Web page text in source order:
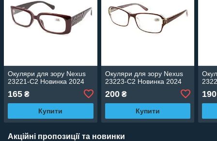
Окуляри для зору Nexus
23221-C2 Новинка 2024
165 ₴
Купити
Окуляри для зору Nexus
23223-C2 Новинка 2024
200₴
Купити
190
Акційні пропозиції та новинки